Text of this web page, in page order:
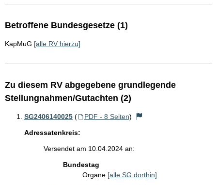
Betroffene Bundesgesetze (1)
KapMuG [alle RV hierzu]
Zu diesem RV abgegebene grundlegende
Stellungnahmen/Gutachten (2)
SG2406140025 ( PDF - 8 Seiten)
Adressatenkreis:
Versendet am 10.04.2024 an:
Bundestag
Organe [alle SG dorthin]